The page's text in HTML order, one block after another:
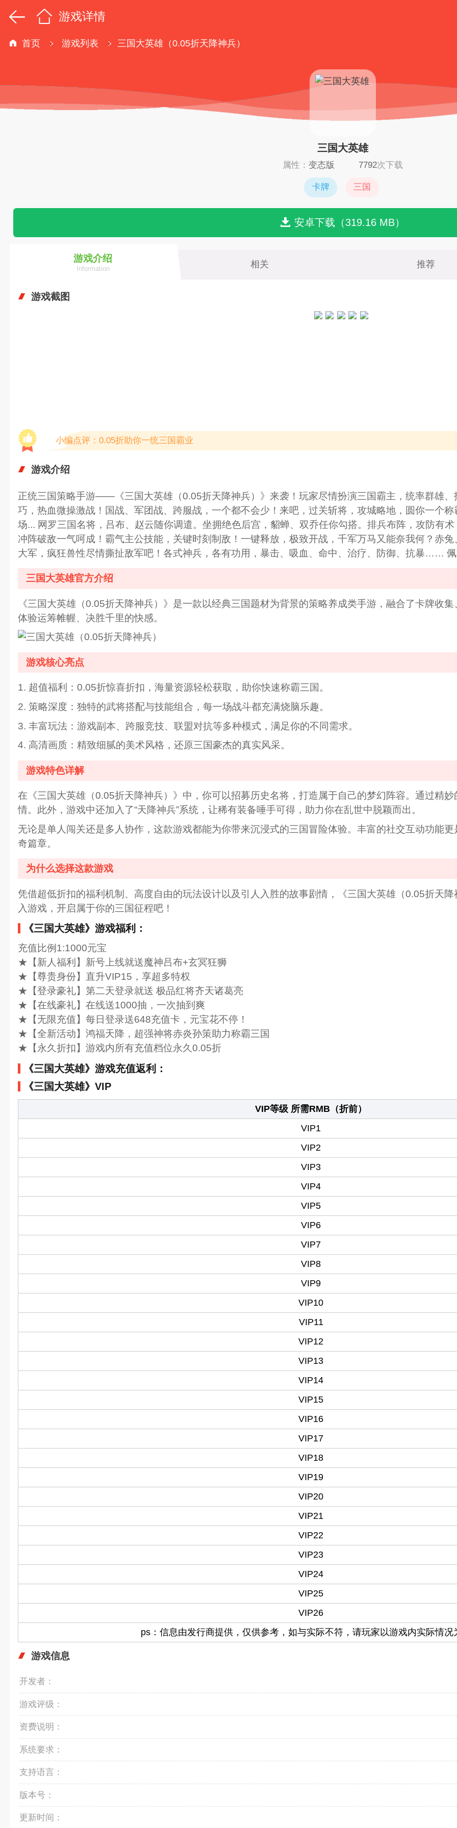
游戏详情
首页 游戏列表 三国大英雄（0.05折天降神兵）
三国大英雄
属性： 变态版 7792次下载
卡牌 三国
安卓下载（319.16 MB）
游戏介绍
Information 相关 推荐
游戏截图
小编点评：0.05折助你一统三国霸业
游戏介绍
正统三国策略手游——《三国大英雄（0.05折天降神兵）》来袭！玩家尽情扮演三国霸主，统率群雄
巧，热血微操激战！国战、军团战、跨服战，一个都不会少！来吧，过关斩将，攻城略地，圆你一个
场... 网罗三国名将，吕布、赵云随你调遣。坐拥绝色后宫，貂蝉、双乔任你勾搭。排兵布阵，攻防有
冲阵破敌一气呵成！霸气主公技能，关键时刻制敌！一键释放，极致开战，千军万马又能奈我何？赤
大军，疯狂兽性尽情撕扯敌军吧！各式神兵，各有功用，暴击、吸血、命中、治疗、防御、抗暴……
三国大英雄官方介绍
《三国大英雄（0.05折天降神兵）》是一款以经典三国题材为背景的策略养成类手游，融合了卡牌收
体验运筹帷幄、决胜千里的快感。
游戏核心亮点
1. 超值福利：0.05折惊喜折扣，海量资源轻松获取，助你快速称霸三国。
2. 策略深度：独特的武将搭配与技能组合，每一场战斗都充满烧脑乐趣。
3. 丰富玩法：游戏副本、跨服竞技、联盟对抗等多种模式，满足你的不同需求。
4. 高清画质：精致细腻的美术风格，还原三国豪杰的真实风采。
游戏特色详解
在《三国大英雄（0.05折天降神兵）》中，你可以招募历史名将，打造属于自己的梦幻阵容。通过精
情。此外，游戏中还加入了“天降神兵”系统，让稀有装备唾手可得，助力你在乱世中脱颖而出。
无论是单人闯关还是多人协作，这款游戏都能为你带来沉浸式的三国冒险体验。丰富的社交互动功能
奇篇章。
为什么选择这款游戏
凭借超低折扣的福利机制、高度自由的玩法设计以及引人入胜的故事剧情，《三国大英雄（0.05折天
入游戏，开启属于你的三国征程吧！
《三国大英雄》游戏福利：
充值比例1:1000元宝
★【新人福利】新号上线就送魔神吕布+玄冥狂狮
★【尊贵身份】直升VIP15，享超多特权
★【登录豪礼】第二天登录就送 极品红将齐天诸葛亮
★【在线豪礼】在线送1000抽，一次抽到爽
★【无限充值】每日登录送648充值卡，元宝花不停！
★【全新活动】鸿福天降，超强神将赤炎孙策助力称霸三国
★【永久折扣】游戏内所有充值档位永久0.05折
《三国大英雄》游戏充值返利：
《三国大英雄》VIP
VIP等级 所需RMB（折前）
VIP1
VIP2
VIP3
VIP4
VIP5
VIP6
VIP7
VIP8
VIP9
VIP10
VIP11
VIP12
VIP13
VIP14
VIP15
VIP16
VIP17
VIP18
VIP19
VIP20
VIP21
VIP22
VIP23
VIP24
VIP25
VIP26
ps：信息由发行商提供，仅供参考，如与实际不符，请玩家以游戏内实际情况
游戏信息
开发者：
游戏评级：
资费说明：
系统要求：
支持语言：
版本号：
更新时间：